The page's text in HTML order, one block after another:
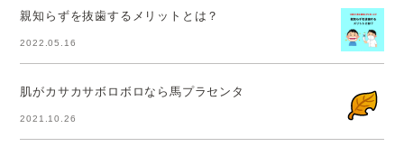
親知らずを抜歯するメリットとは？
2022.05.16
肌がカサカサボロボロなら馬プラセンタ
2021.10.26